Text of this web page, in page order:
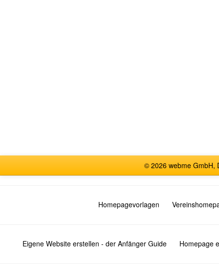
© 2026 webme GmbH,
Homepagevorlagen
Eigene Website erstellen - der Anfänger Guide Homepage